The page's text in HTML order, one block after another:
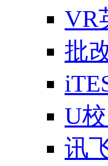
VR
批
U
讯